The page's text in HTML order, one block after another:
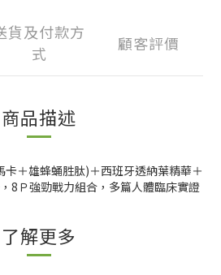
貨及付款方
式
顧客評價
商品描述
＋雄蜂蛹胜肽)＋西班牙透納葉精華＋
8Ｐ強勁戰力組合，多篇人體臨床實證
了解更多